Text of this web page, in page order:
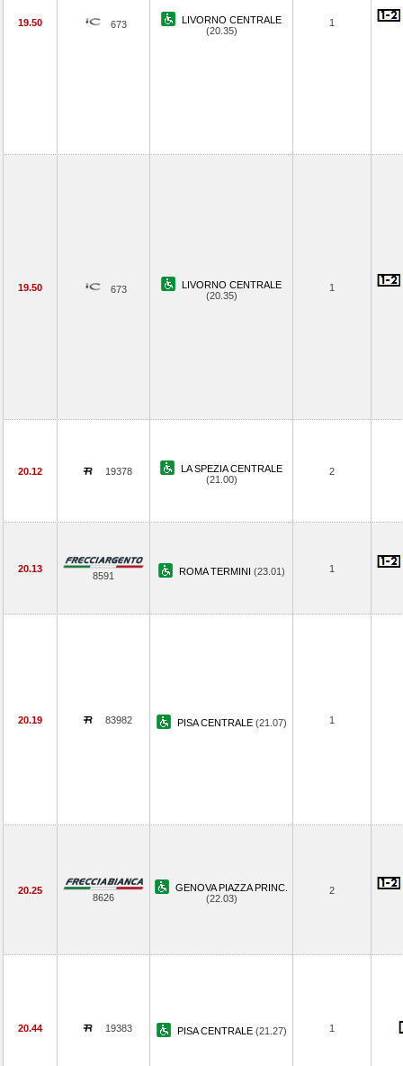
19.50 673
LIVORNO CENTRALE
(20.35)
1
19.50 673
LIVORNO CENTRALE
(20.35)
1
20.12 19378
LA SPEZIA CENTRALE
(21.00)
2
20.13
8591 ROMA TERMINI (23.01) 1
20.19 83982 PISA CENTRALE (21.07) 1
20.25
8626
GENOVA PIAZZA PRINC.
(22.03)
2
20.44 19383 PISA CENTRALE (21.27) 1